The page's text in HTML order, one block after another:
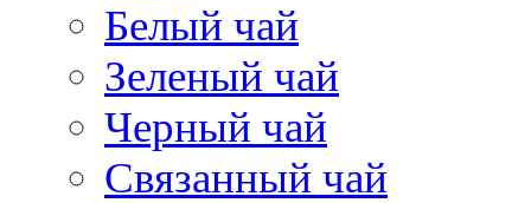
Белый чай
Зеленый чай
Черный чай
Связанный чай